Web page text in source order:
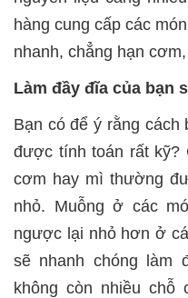
hàng cung cấp các
nhanh, chẳng hạn
Làm đầy đĩa của bạn
Bạn có để ý rằng cách
được tính toán rất kỹ?
cơm hay mì thường
nhỏ. Muỗng ở các
ngược lại nhỏ hơn ở
sẽ nhanh chóng làm
không còn nhiều